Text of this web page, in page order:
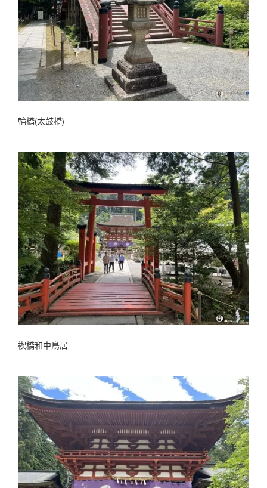
輪橋(太鼓橋)
禊橋和中鳥居